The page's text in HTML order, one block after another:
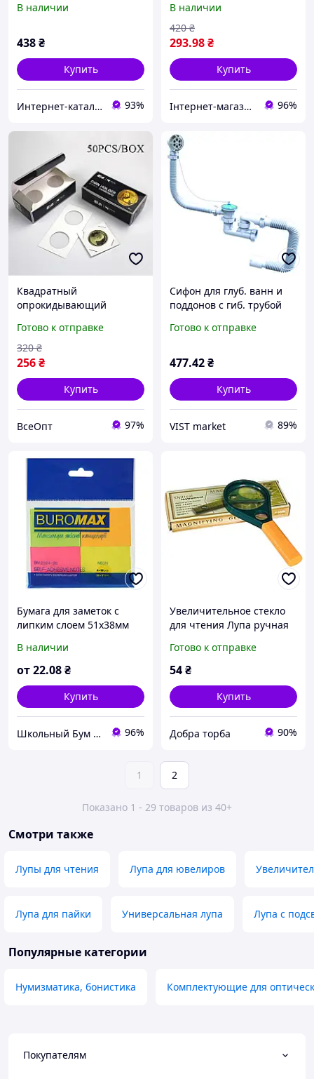
В наличии
438₴
Купить
Интернет-каталог скидок "Гривна Маркет" 93%
70мм, K895B33B62
В наличии
293.98₴
420 ₴
Купить
Інтернет-магазин KupiVse 96%
Квадратный
опрокидывающий
монет картонный футляр
в коробке на 50 штук
40мм диаметр, для
Готово к отправке
256₴
320 ₴
Купить
ВсеОпт 97%
Сифон для глуб. ванн и
поддонов с гиб. трубой
нерж. выпуском 1 1/2"
Готово к отправке
477.42₴
Купить
VIST market 89%
Бумага для заметок с
липким слоем 51х38мм
BM.2324-98 Mix
В наличии
от22.08₴
Купить
Школьный Бум Магазин товаров для школы и офиса 96%
Увеличительное стекло
для чтения Лупа ручная
Основная большая линза,
вспомогательная
Готово к отправке
54₴
Купить
Добра торба 90%
1 2
Показано 1 - 29 товаров из 40+
Смотри также
Лупы для чтения Лупа для ювелиров
Лупа для пайки Универсальная лупа Лупа с
Популярные категории
Нумизматика, бонистика Комплектующие для
Покупателям